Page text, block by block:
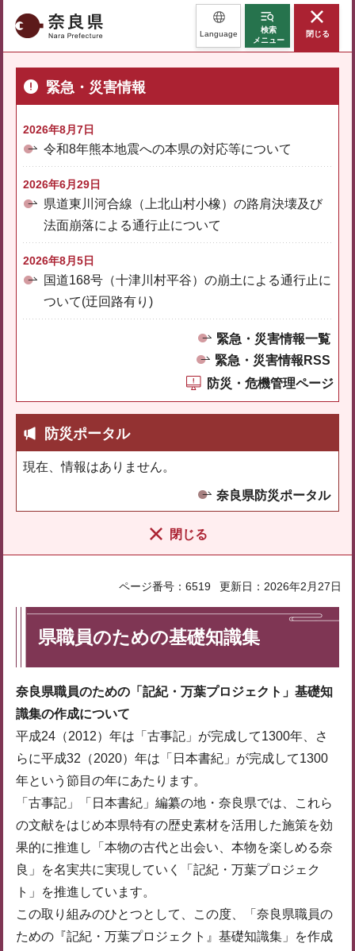
奈良県 Language
検索
メニュー
閉じる
緊急・災害情報
2026年8月7日
令和8年熊本地震への本県の対応等について
2026年6月29日
県道東川河合線（上北山村小橡）の路肩決壊及び
法面崩落による通行止について
2026年8月5日
国道168号（十津川村平谷）の崩土による通行止に
ついて(迂回路有り)
緊急・災害情報一覧
緊急・災害情報RSS
防災・危機管理ページ
防災ポータル
現在、情報はありません。
奈良県防災ポータル
閉じる
ページ番号：6519 更新日：2026年2月27日
県職員のための基礎知識集
奈良県職員のための「記紀・万葉プロジェクト」基礎知
識集の作成について
平成24（2012）年は「古事記」が完成して1300年、さ
らに平成32（2020）年は「日本書紀」が完成して1300
年という節目の年にあたります。
「古事記」「日本書紀」編纂の地・奈良県では、これら
の文献をはじめ本県特有の歴史素材を活用した施策を効
果的に推進し「本物の古代と出会い、本物を楽しめる奈
良」を名実共に実現していく「記紀・万葉プロジェク
ト」を推進しています。
この取り組みのひとつとして、この度、「奈良県職員の
ための『記紀・万葉プロジェクト』基礎知識集」を作成